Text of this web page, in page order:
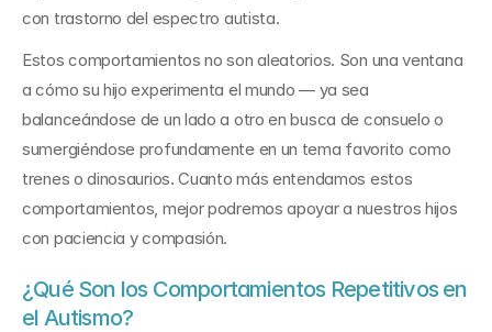
con trastorno del espectro autista.
Estos comportamientos no son aleatorios. Son una ventana
a cómo su hijo experimenta el mundo — ya sea
balanceándose de un lado a otro en busca de consuelo o
sumergiéndose profundamente en un tema favorito como
trenes o dinosaurios. Cuanto más entendamos estos
comportamientos, mejor podremos apoyar a nuestros hijos
con paciencia y compasión.
¿Qué Son los Comportamientos Repetitivos en
el Autismo?